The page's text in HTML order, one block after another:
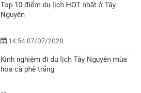
Top 10 điểm du lịch HOT nhất ở Tây
Nguyên
14:54 07/07/2020
Kinh nghiệm đi du lịch Tây Nguyên mùa
hoa cà phê trắng